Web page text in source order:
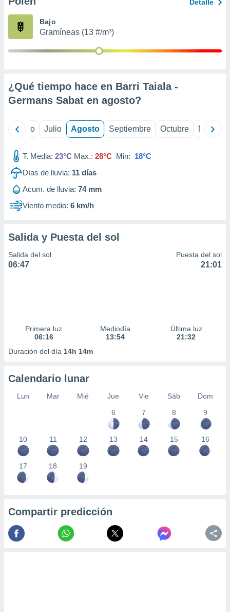
publicidad
1199
Detalle
Bajo
Gramíneas (13 #/m³)
¿Qué tiempo hace en Barri Taiala -
Germans Sabat en agosto?
Junio Julio Agosto Septiembre Octubre
T. Media: 23°C Max.: 28°C Min: 18°C
Días de lluvia: 11 días
Acum. de lluvia: 74 mm
Viento medio: 6 km/h
Salida y Puesta del sol
Salida del sol
06:47
Puesta del sol
21:01
Primera luz
06:16
Mediodía
13:54
Última luz
21:32
Duración del día 14h 14m
Calendario lunar
Lun Mar Mié Jue Vie Sáb
Dom
6
7 8 9
10 11 12 13 14 15 16
17 18 19
Compartir predicción